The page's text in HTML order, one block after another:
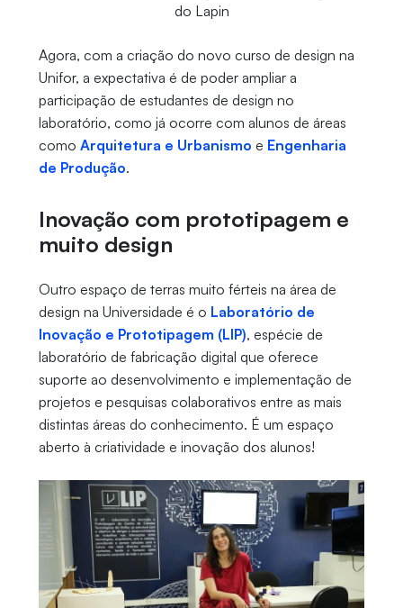
do Lapin
Agora, com a criação do novo curso de design na
Unifor, a expectativa é de poder ampliar a
participação de estudantes de design no
laboratório, como já ocorre com alunos de áreas
como Arquitetura e Urbanismo e Engenharia
de Produção.
Inovação com prototipagem e
muito design
Outro espaço de terras muito férteis na área de
design na Universidade é o Laboratório de
Inovação e Prototipagem (LIP), espécie de
laboratório de fabricação digital que oferece
suporte ao desenvolvimento e implementação de
projetos e pesquisas colaborativos entre as mais
distintas áreas do conhecimento. É um espaço
aberto à criatividade e inovação dos alunos!